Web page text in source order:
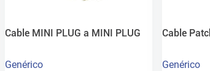
Cable MINI PLUG a MINI PLUG
Genérico
Cable
Genérico